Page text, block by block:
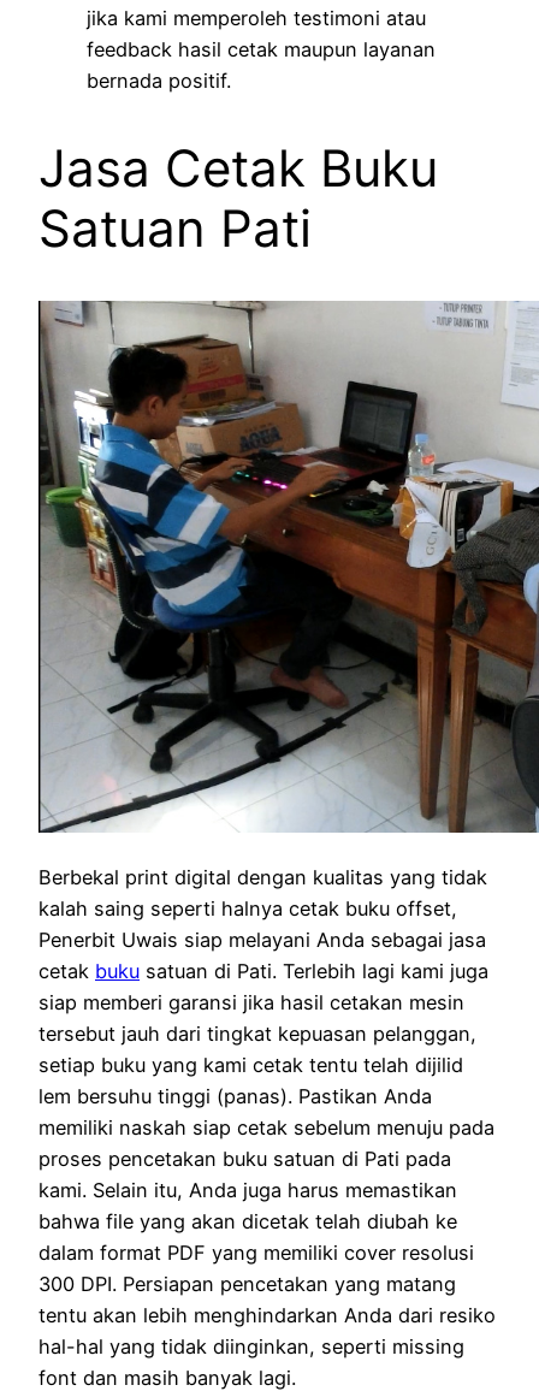
jika kami memperoleh testimoni atau
feedback hasil cetak maupun layanan
bernada positif.
Jasa Cetak Buku
Satuan Pati
Berbekal print digital dengan kualitas yang tidak
kalah saing seperti halnya cetak buku offset,
Penerbit Uwais siap melayani Anda sebagai jasa
cetak buku satuan di Pati. Terlebih lagi kami juga
siap memberi garansi jika hasil cetakan mesin
tersebut jauh dari tingkat kepuasan pelanggan,
setiap buku yang kami cetak tentu telah dijilid
lem bersuhu tinggi (panas). Pastikan Anda
memiliki naskah siap cetak sebelum menuju pada
proses pencetakan buku satuan di Pati pada
kami. Selain itu, Anda juga harus memastikan
bahwa file yang akan dicetak telah diubah ke
dalam format PDF yang memiliki cover resolusi
300 DPI. Persiapan pencetakan yang matang
tentu akan lebih menghindarkan Anda dari resiko
hal-hal yang tidak diinginkan, seperti missing
font dan masih banyak lagi.